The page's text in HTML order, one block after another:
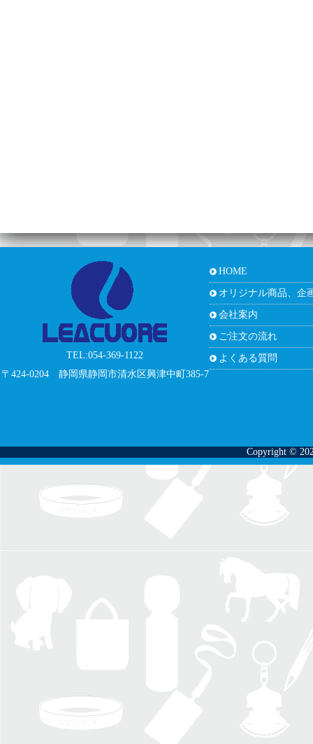
TEL:054-369-1122
〒424-0204 静岡県静岡市清水区興津中町385-7
HOME
オリジナル商品、企
会社案内
ご注文の流れ
よくある質問
Copyright ©